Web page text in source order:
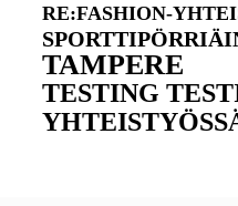
RE:FASHION-
TAMPERE
TESTING